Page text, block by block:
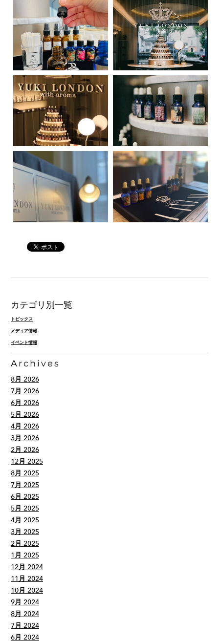
カテゴリ別一覧
トピックス
メディア情報
イベント情報
Archives
8月 2026
7月 2026
6月 2026
5月 2026
4月 2026
3月 2026
2月 2026
12月 2025
8月 2025
7月 2025
6月 2025
5月 2025
4月 2025
3月 2025
2月 2025
1月 2025
12月 2024
11月 2024
10月 2024
9月 2024
8月 2024
7月 2024
6月 2024